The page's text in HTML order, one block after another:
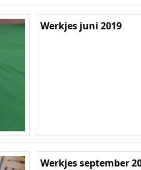
Werkjes juni 2019
Werkjes september